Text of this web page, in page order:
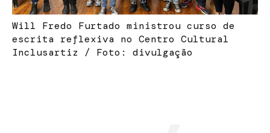
Will Fredo Furtado ministrou curso de
escrita reflexiva no Centro Cultural
Inclusartiz / Foto: divulgação